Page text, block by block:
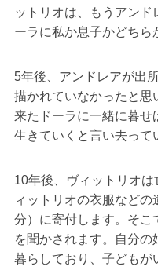
ットリオは、もうアンド
ーラに私か息子かどちら
5年後、アンドレアが出
描かれていなかったと思
来たドーラに一緒に暮せ
生きていくと言い去って
10年後、ヴィットリオ
ィットリオの衣服など
分）に寄付します。そこ
を聞かされます。自分の
暮らしており、子どもが